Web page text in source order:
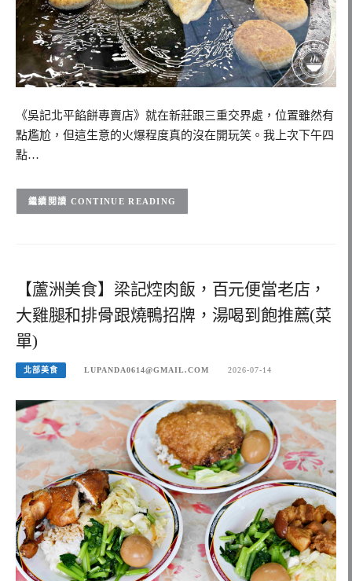
《吳記北平餡餅專賣店》就在新莊跟三重交界處，位置雖然有
點尷尬，但這生意的火爆程度真的沒在開玩笑。我上次下午四
點…
CONTINUE READING
【蘆洲美食】梁記焢肉飯，百元便當老店，
大雞腿和排骨跟燒鴨招牌，湯喝到飽推薦(菜
單)
北部美食 LUPANDA0614@GMAIL.COM 2026-07-14